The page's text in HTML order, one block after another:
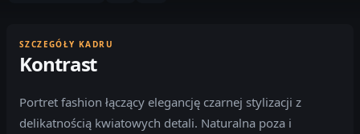
SZCZEGÓŁY KADRU
Kontrast
Portret fashion łączący elegancję czarnej stylizacji z
delikatnością kwiatowych detali. Naturalna poza i